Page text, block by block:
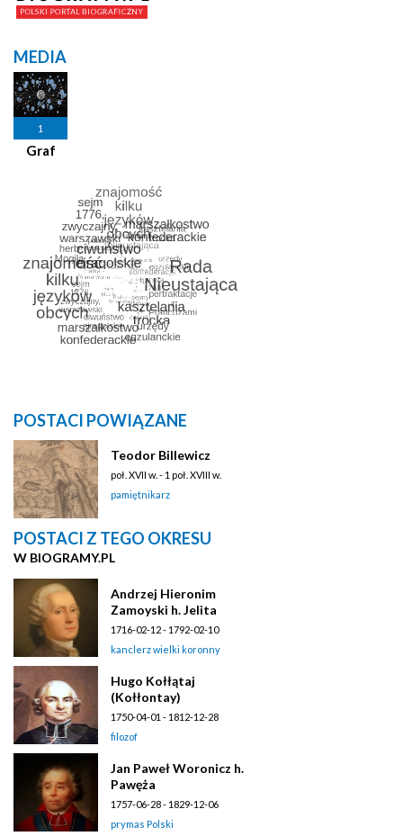
MEDIA
1
Graf
POSTACI POWIĄZANE
Teodor Billewicz
poł. XVII w. - 1 poł. XVIII w.
pamiętnikarz
POSTACI Z TEGO OKRESU
W BIOGRAMY.PL
Andrzej Hieronim
Zamoyski h. Jelita
1716-02-12 - 1792-02-10
kanclerz wielki koronny
Hugo Kołłątaj
(Kołłontay)
1750-04-01 - 1812-12-28
filozof
Jan Paweł Woronicz h.
Pawęża
1757-06-28 - 1829-12-06
prymas Polski